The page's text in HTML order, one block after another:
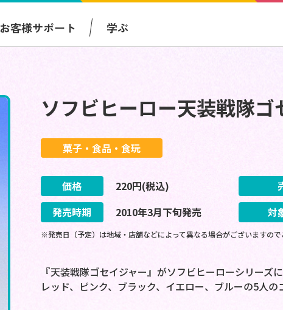
お客様サポート 学ぶ
ソフビヒーロー天装戦隊ゴ
菓子・食品・食玩
価格 220円(税込)
発売時期
2010年3月下旬発売 対
※発売日（予定）は地域・店舗などによって異なる場合がございますの
『天装戦隊ゴセイジャー』がソフビヒーローシリーズ
レッド、ピンク、ブラック、イエロー、ブルーの5人